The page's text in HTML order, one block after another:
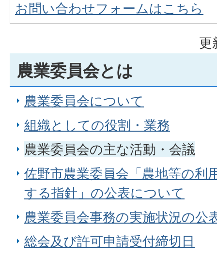
お問い合わせフォームはこちら
更
農業委員会とは
農業委員会について
組織としての役割・業務
農業委員会の主な活動・会議
佐野市農業委員会「農地等の利
する指針」の公表について
農業委員会事務の実施状況の公
総会及び許可申請受付締切日